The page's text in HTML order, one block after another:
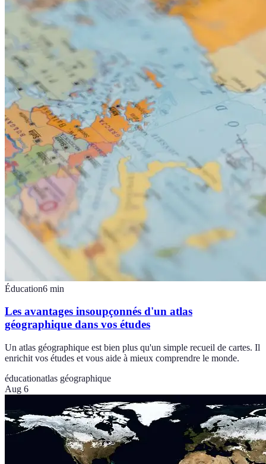
Éducation6 min
Les avantages insoupçonnés d'un atlas
géographique dans vos études
Un atlas géographique est bien plus qu'un simple recueil de cartes. Il
enrichit vos études et vous aide à mieux comprendre le monde.
éducationatlas géographique
Aug 6